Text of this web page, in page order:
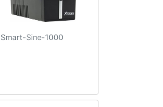
Smart-Sine-1000